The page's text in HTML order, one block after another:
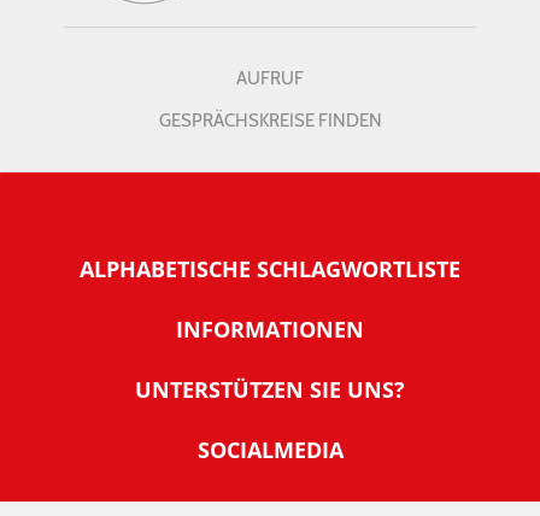
AUFRUF
GESPRÄCHSKREISE FINDEN
ALPHABETISCHE SCHLAGWORTLISTE
INFORMATIONEN
Warum NachDenkSeiten
Tipps zur Nutzung der NachDenkSeiten
Banner und E-Mail-Signaturen
UNTERSTÜTZEN SIE UNS?
SOCIALMEDIA
IMPRESSUM